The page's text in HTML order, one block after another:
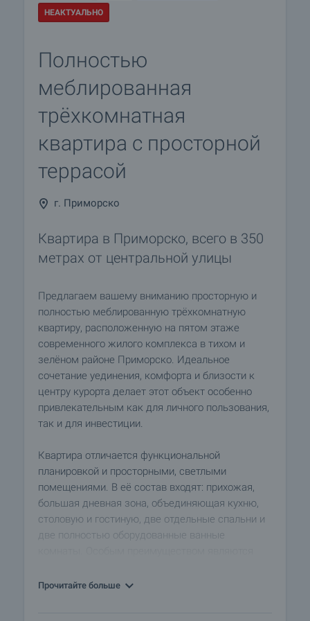
НЕАКТУАЛЬНО
Полностью
меблированная
трёхкомнатная
квартира с просторной
террасой
г. Приморско
Квартира в Приморско, всего в 350
метрах от центральной улицы
Предлагаем вашему вниманию просторную и
полностью меблированную трёхкомнатную
квартиру, расположенную на пятом этаже
современного жилого комплекса в тихом и
зелёном районе Приморско. Идеальное
сочетание уединения, комфорта и близости к
центру курорта делает этот объект особенно
привлекательным как для личного пользования,
так и для инвестиции.
Квартира отличается функциональной
планировкой и просторными, светлыми
помещениями. В её состав входят: прихожая,
большая дневная зона, объединяющая кухню,
столовую и гостиную, две отдельные спальни и
две полностью оборудованные ванные
на лес и озеленённый внутренний двор
Прочитайте больше